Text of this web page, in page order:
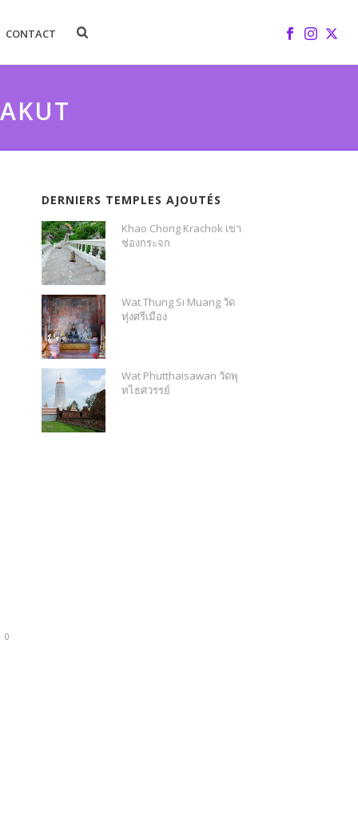
CONTACT
0
DERNIERS TEMPLES AJOUTÉS
Khao Chong Krachok เขา
ช่องกระจก
Wat Thung Si Muang วัด
ทุ่งศรีเมือง
Wat Phutthaisawan วัดพุ
ทไธศวรรย์